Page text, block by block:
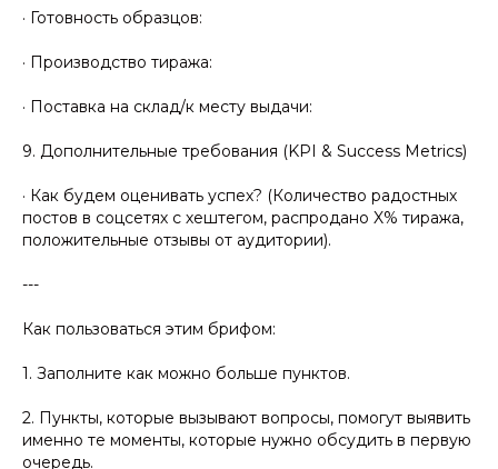
· Готовность образцов:
· Производство тиража:
· Поставка на склад/к месту выдачи:
9. Дополнительные требования (KPI & Success Metrics)
· Как будем оценивать успех? (Количество радостных
постов в соцсетях с хештегом, распродано X% тиража,
положительные отзывы от аудитории).
---
Как пользоваться этим брифом:
1. Заполните как можно больше пунктов.
2. Пункты, которые вызывают вопросы, помогут выявить
именно те моменты, которые нужно обсудить в первую
очередь.